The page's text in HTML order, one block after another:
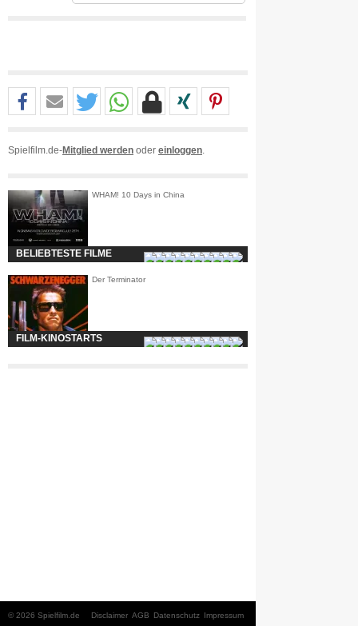
Spielfilm.de-Mitglied werden oder einloggen
WHAM! 10 Days in China
BELIEBTESTE FILME
Der Terminator
FILM-KINOSTARTS
© 2026 Spielfilm.de Impressum
Datenschutz
AGB
Disclaimer